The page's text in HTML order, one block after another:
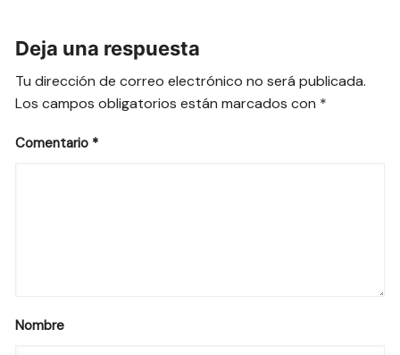
Deja una respuesta
Tu dirección de correo electrónico no será publicada.
Los campos obligatorios están marcados con *
Comentario *
Nombre